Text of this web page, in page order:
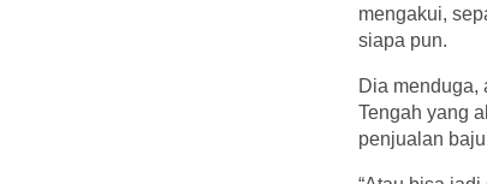
mengakui,
siapa pun.
Dia menduga,
Tengah yang
penjualan